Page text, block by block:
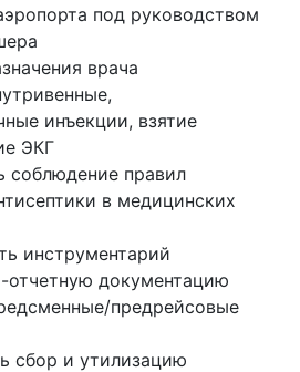
под руководством
врача
инъекции, взятие
ЭКГ
соблюдение правил
в медицинских
инструментарий
отчетную документацию
предрейсовые
сбор и утилизацию